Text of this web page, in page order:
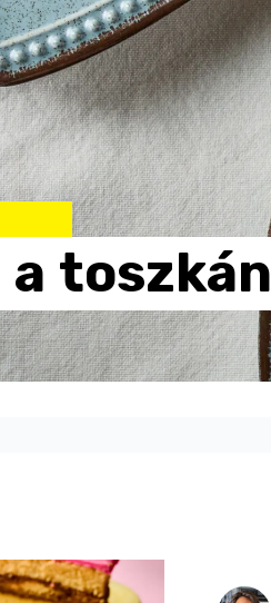
a toszkán